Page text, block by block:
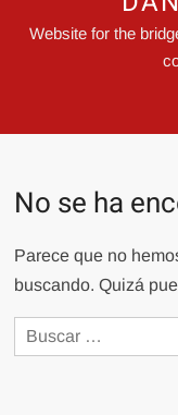
Website for the
No se ha
Parece que no
buscando. Quizá